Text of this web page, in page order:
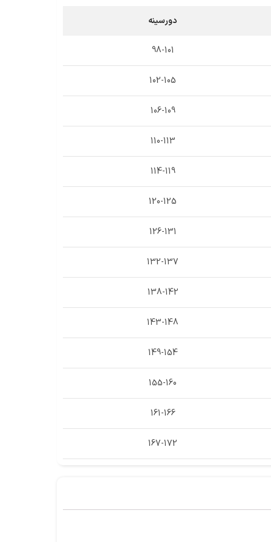
دورسینه
98-101
102-105
106-109
110-113
114-119
120-125
126-131
132-137
138-142
143-148
149-154
155-160
161-166
167-172